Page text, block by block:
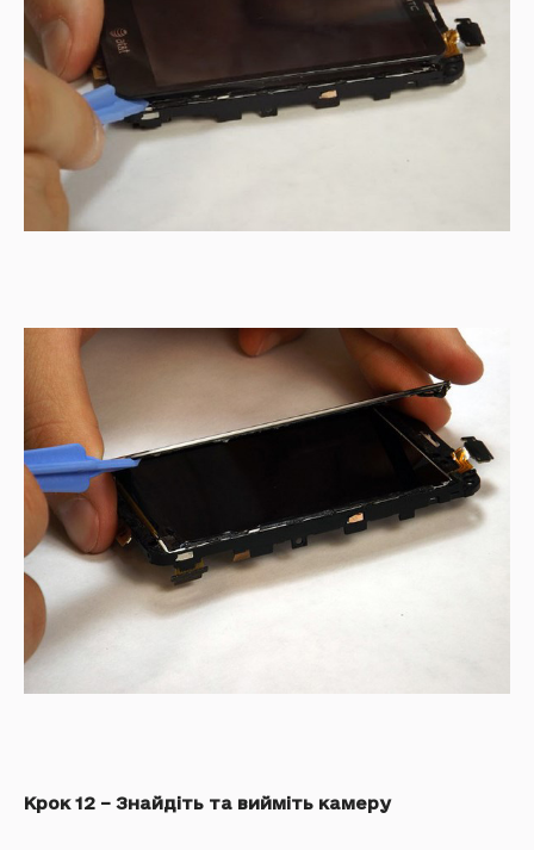
Крок 12 – Знайдіть та вийміть камеру